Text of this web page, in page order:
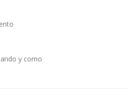
y como